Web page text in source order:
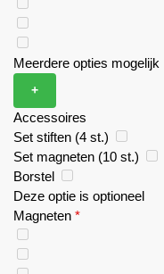
Meerdere opties mogelijk
+
Accessoires
Set stiften (4 st.)
Set magneten (10 st.)
Borstel
Deze optie is optioneel
Magneten *